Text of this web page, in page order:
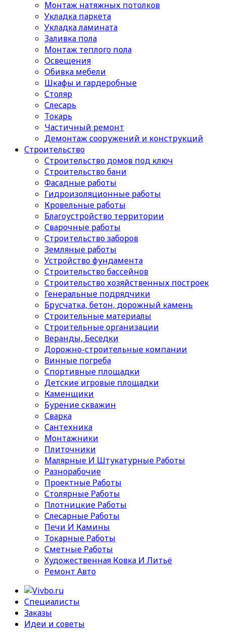
Монтаж натяжных потолков
Укладка паркета
Укладка ламината
Заливка пола
Монтаж теплого пола
Освещения
Обивка мебели
Шкафы и гардеробные
Столяр
Слесарь
Токарь
Частичный ремонт
Демонтаж сооружений и конструкций
Строительство
Строительство домов под ключ
Строительство бани
Фасадные работы
Гидроизоляционные работы
Кровельные работы
Благоустройство территории
Сварочные работы
Строительство заборов
Земляные работы
Устройство фундамента
Строительство бассейнов
Строительство хозяйственных построек
Генеральные подрядчики
Брусчатка, бетон, дорожный камень
Строительные материалы
Cтроительные организации
Веранды, Беседки
Дорожно-строительные компании
Винные погреба
Спортивные площадки
Детские игровые площадки
Каменщики
Бурение скважин
Сварка
Сантехника
Монтажники
Плиточники
Малярные И Штукатурные Работы
Разнорабочие
Проектные Работы
Столярные Работы
Плотницкие Работы
Слесарные Работы
Печи И Камины
Токарные Работы
Сметные Работы
Художественная Ковка И Литьё
Ремонт Авто
Специалисты
Заказы
Идеи и советы